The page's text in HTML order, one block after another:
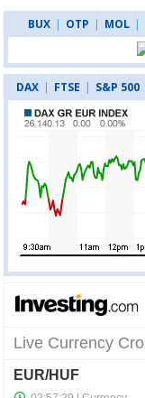
BUX | OTP | MOL |
DAX | FTSE | S&P 500